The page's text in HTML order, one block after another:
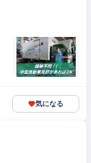
気になる